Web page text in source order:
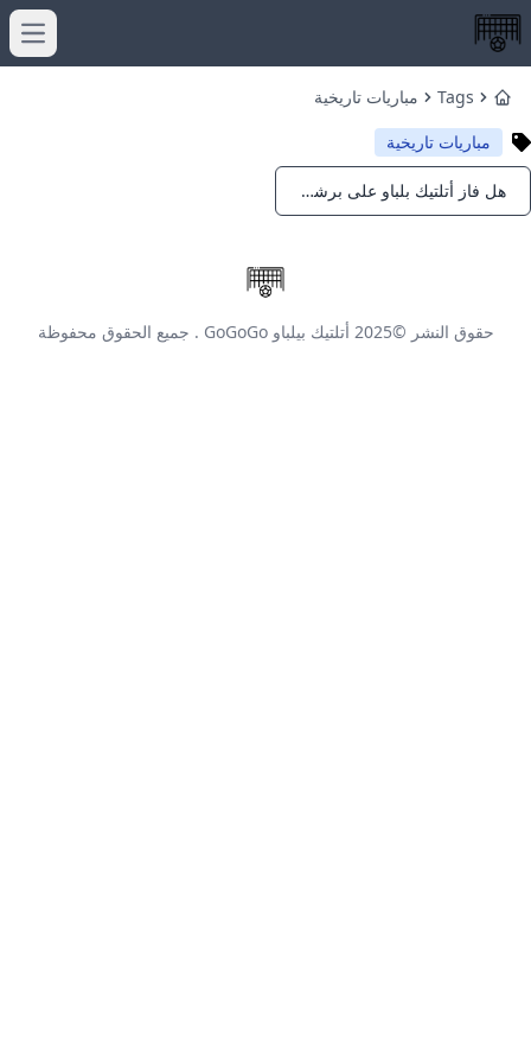
Home
Tags
مباريات تاريخية
مباريات تاريخية
Notifications هل فاز أتلتيك بلباو على برشلونة 12-1؟ الحقيقة التاريخية
حقوق النشر ©2025 أتلتيك بيلباو GoGoGo . جميع الحقوق محفوظة